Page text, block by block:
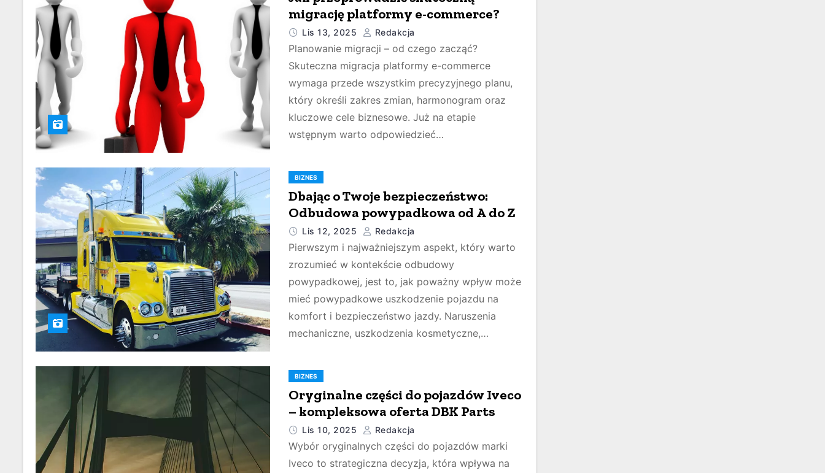
migrację platformy e-commerce?
Lis 13, 2025 Redakcja
Planowanie migracji – od czego zacząć?
Skuteczna migracja platformy e-commerce
wymaga przede wszystkim precyzyjnego planu,
który określi zakres zmian, harmonogram oraz
kluczowe cele biznesowe. Już na etapie
wstępnym warto odpowiedzieć…
BIZNES
Dbając o Twoje bezpieczeństwo:
Odbudowa powypadkowa od A do Z
Lis 12, 2025 Redakcja
Pierwszym i najważniejszym aspekt, który warto
zrozumieć w kontekście odbudowy
powypadkowej, jest to, jak poważny wpływ może
mieć powypadkowe uszkodzenie pojazdu na
komfort i bezpieczeństwo jazdy. Naruszenia
mechaniczne, uszkodzenia kosmetyczne,…
BIZNES
Oryginalne części do pojazdów Iveco
– kompleksowa oferta DBK Parts
Lis 10, 2025 Redakcja
Wybór oryginalnych części do pojazdów marki
Iveco to strategiczna decyzja, która wpływa na